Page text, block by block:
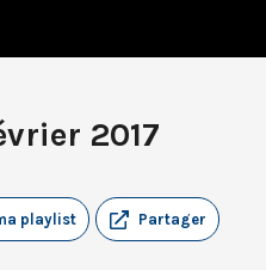
2017
Partager
playlist